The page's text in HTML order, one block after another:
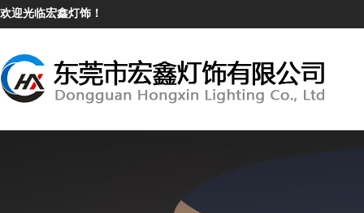
欢迎光临宏鑫灯饰！